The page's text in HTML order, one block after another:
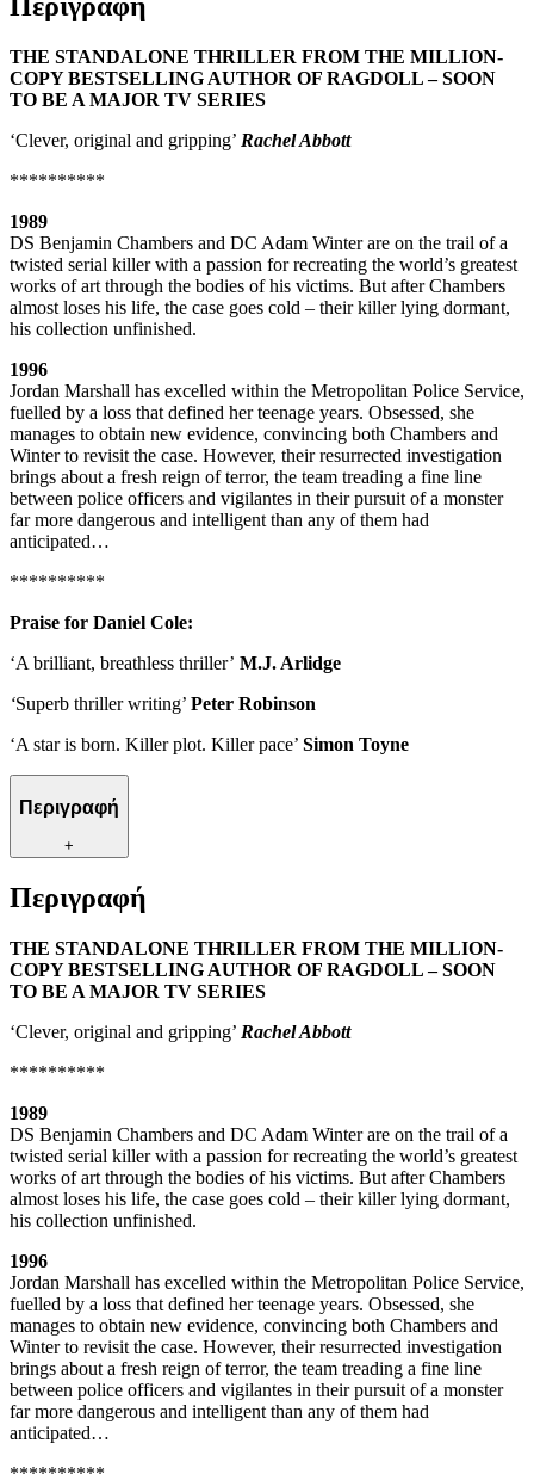
THE STANDALONE THRILLER FROM THE MILLION-
COPY BESTSELLING AUTHOR OF RAGDOLL – SOON
TO BE A MAJOR TV SERIES
‘Clever, original and gripping’ Rachel Abbott
**********
1989
DS Benjamin Chambers and DC Adam Winter are on the trail of a
twisted serial killer with a passion for recreating the world’s greatest
works of art through the bodies of his victims. But after Chambers
almost loses his life, the case goes cold – their killer lying dormant,
his collection unfinished.
1996
Jordan Marshall has excelled within the Metropolitan Police Service,
fuelled by a loss that defined her teenage years. Obsessed, she
manages to obtain new evidence, convincing both Chambers and
Winter to revisit the case. However, their resurrected investigation
brings about a fresh reign of terror, the team treading a fine line
between police officers and vigilantes in their pursuit of a monster
far more dangerous and intelligent than any of them had
anticipated…
**********
Praise for Daniel Cole:
‘A brilliant, breathless thriller’ M.J. Arlidge
‘Superb thriller writing’ Peter Robinson
‘A star is born. Killer plot. Killer pace’ Simon Toyne
Περιγραφή
+
Περιγραφή
THE STANDALONE THRILLER FROM THE MILLION-
COPY BESTSELLING AUTHOR OF RAGDOLL – SOON
TO BE A MAJOR TV SERIES
‘Clever, original and gripping’ Rachel Abbott
**********
1989
DS Benjamin Chambers and DC Adam Winter are on the trail of a
twisted serial killer with a passion for recreating the world’s greatest
works of art through the bodies of his victims. But after Chambers
almost loses his life, the case goes cold – their killer lying dormant,
his collection unfinished.
1996
Jordan Marshall has excelled within the Metropolitan Police Service,
fuelled by a loss that defined her teenage years. Obsessed, she
manages to obtain new evidence, convincing both Chambers and
Winter to revisit the case. However, their resurrected investigation
brings about a fresh reign of terror, the team treading a fine line
between police officers and vigilantes in their pursuit of a monster
far more dangerous and intelligent than any of them had
anticipated…